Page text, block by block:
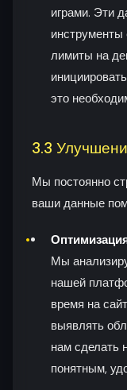
играми. Эти
инструменты
лимиты на
это
3.3
Мы постоянно
ваши данные
Мы
нашей
время на
выявлять
нам сделать
понятным,